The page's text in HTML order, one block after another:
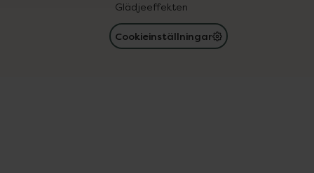
Glädjeeffekten
Cookieinställningar